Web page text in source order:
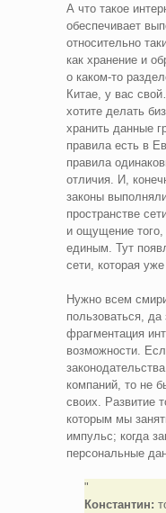
А что такое
обеспечивает
относительно
как хранение и
о каком-то
Китае, у вас
хотите делать
хранить данные
правила есть в
правила
отличия. И,
законы
пространстве
и ощущение того,
единым. Тут
сети, которая
Нужно всем
пользоваться,
фрагментация
возможности.
компаний, то не
своих. Развитие
которым мы
импульс; когда
персональные
Константин: